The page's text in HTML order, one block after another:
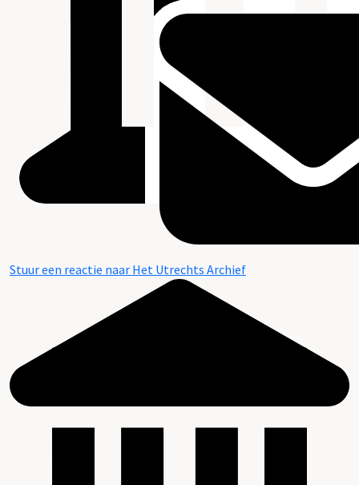
Stuur een reactie naar Het Utrechts Archief